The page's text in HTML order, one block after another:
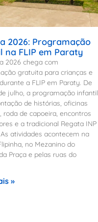
2026: Programação
na FLIP em Paraty
2026 chega com
gratuita para crianças e
a FLIP em Paraty. De
julho, a programação infantil
de histórias, oficinas
roda de capoeira, encontros
e a tradicional Regata INP
atividades acontecem na
no Mezanino do
Praça e pelas ruas do
»